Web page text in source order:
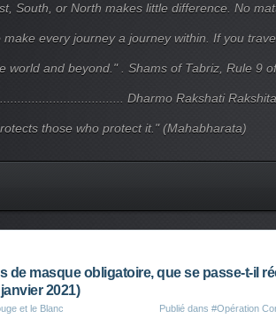
South, or North makes little difference. No
make every journey a journey within. If you
world and beyond." . Shams of Tabriz, Rule 9 of
Dharmo Rakshati Rakshitah (
those who protect it." (Mahabharata)
de masque obligatoire, que se passe-t-il
2021)
et le Blanc Publié dans #Opération